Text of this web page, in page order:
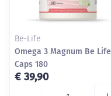
Be-Life
Omega 3 Magnum Be Life
Caps 180
€ 39,90